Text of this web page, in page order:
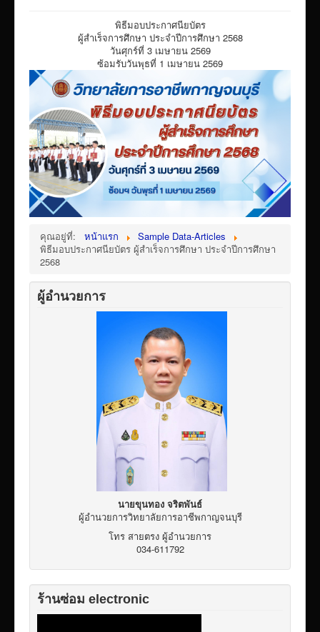
พัสดุ/จัดซื่อจัดจ้าง
Link รวมระบบรายงานข้อมูลต่าง ๆ
ติดต่อวิทยาลัย
แบบประเมินครูผู้สอน
ห้องสมุดอิเล็กทรอนิกส์
ศูนย์ซ่อมสร้างเพื่อชุมชน FixitCenter
รวม Link หน้าเว็บ QRCode
กฎหมายด้านการศึกษา
ร้องเรียน/ร้องทุกข์/สอบถามรายละเอียด
e-learning(sandbox)
เผยแพร่ผลงานวิชาการ
ข้อมูลเปิดเผยต่อสาธารณะ ita 2569
พิธีมอบประกาศนียบัตร
ผู้สำเร็จการศึกษา ประจำปีการศึกษา 2568
วันศุกร์ที่ 3 เมษายน 2569
ซ้อมรับวันพุธที่ 1 เมษายน 2569
คุณอยู่ที่: หน้าแรก
Sample Data-Articles
พิธีมอบประกาศนียบัตร ผู้สำเร็จการศึกษา ประจำปีการศึกษา
2568
ผู้อำนวยการ
นายขุนทอง จริตพันธ์
ผู้อำนวยการวิทยาลัยการอาชีพกาญจนบุรี
โทร สายตรง ผู้อำนวยการ
034-611792
ร้านซ่อม electronic